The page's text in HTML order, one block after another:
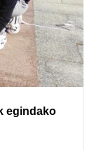
egindako